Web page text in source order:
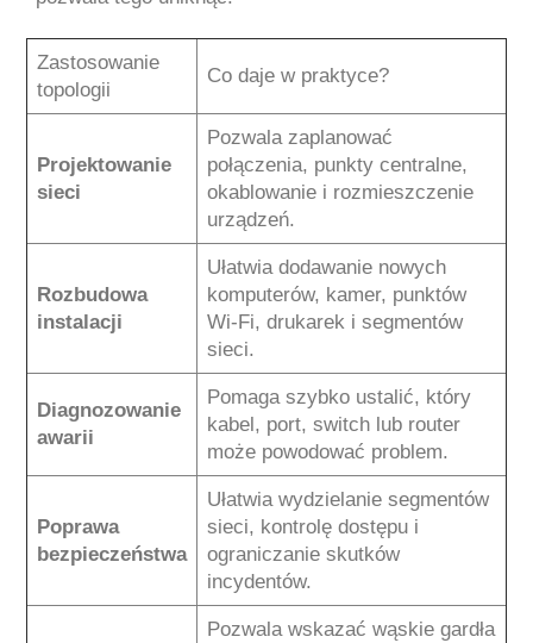
Zastosowanie
topologii
Co daje w praktyce?
Projektowanie
sieci
Pozwala zaplanować
połączenia, punkty centralne,
okablowanie i rozmieszczenie
urządzeń.
Rozbudowa
instalacji
Ułatwia dodawanie nowych
komputerów, kamer, punktów
Wi-Fi, drukarek i segmentów
sieci.
Diagnozowanie
awarii
Pomaga szybko ustalić, który
kabel, port, switch lub router
może powodować problem.
Poprawa
bezpieczeństwa
Ułatwia wydzielanie segmentów
sieci, kontrolę dostępu i
ograniczanie skutków
incydentów.
Pozwala wskazać wąskie gardła